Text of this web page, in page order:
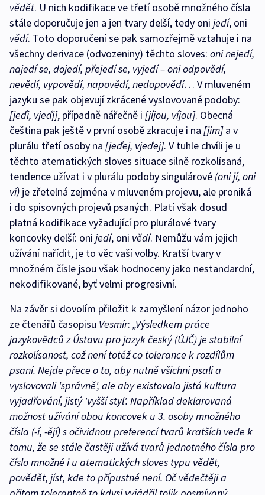
vědět. U nich kodifikace ve třetí osobě množného čísla
stále doporučuje jen a jen tvary delší, tedy oni jedí, oni
vědí. Toto doporučení se pak samozřejmě vztahuje i na
všechny derivace (odvozeniny) těchto sloves: oni nejedí,
najedí se, dojedí, přejedí se, vyjedí – oni odpovědí,
nevědí, vypovědí, napovědí, nedopovědí… V mluveném
jazyku se pak objevují zkrácené vyslovované podoby:
[jeďi, vjeďj], případně nářečně i [jíjou, víjou]. Obecná
čeština pak ještě v první osobě zkracuje i na [jim]a v
plurálu třetí osoby na [jeďej, vjeďej]. V tuhle chvíli je u
těchto atematických sloves situace silně rozkolísaná,
tendence užívat i v plurálu podoby singulárové (oni jí, oni
ví) je zřetelná zejména v mluveném projevu, ale proniká
i do spisovných projevů psaných. Platí však dosud
platná kodifikace vyžadující pro plurálové tvary
koncovky delší: oni jedí, oni vědí. Nemůžu vám jejich
užívání nařídit, je to věc vaší volby. Kratší tvary v
množném čísle jsou však hodnoceny jako nestandardní,
nekodifikované, byť velmi progresivní.
Na závěr si dovolím přiložit k zamyšlení názor jednoho
ze čtenářů časopisu Vesmír: „Výsledkem práce
jazykovědců z Ústavu pro jazyk český (ÚJČ) je stabilní
rozkolísanost, což není totéž co tolerance k rozdílům
psaní. Nejde přece o to, aby nutně všichni psali a
vyslovovali 'správně', ale aby existovala jistá kultura
vyjadřování, jistý 'vyšší styl'. Například deklarovaná
možnost užívání obou koncovek u 3. osoby množného
čísla (-í, -ějí) s očividnou preferencí tvarů kratších vede k
tomu, že se stále častěji užívá tvarů jednotného čísla pro
číslo množné i u atematických sloves typu vědět,
povědět, jíst, kde to přípustné není. Oč vědečtěji a